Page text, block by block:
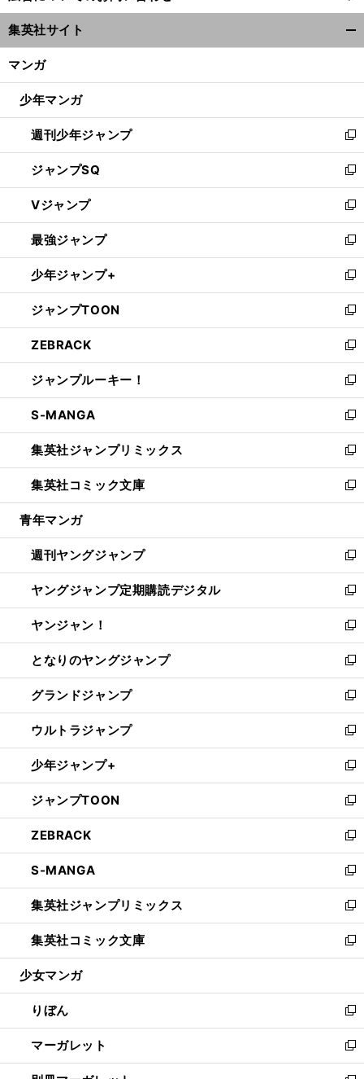
ウ
ィ
ン
ウ
開
く
集英社サイト
マンガ
少年マンガ
週刊少年ジャンプ
新
し
い
ウ
ィ
ン
ド
ウ
で
開
く
ジャンプSQ
新
し
い
ウ
ィ
ン
ド
ウ
で
開
く
Vジャンプ
新
し
い
ウ
ィ
ン
ド
ウ
で
開
く
最強ジャンプ
新
し
い
ウ
ィ
ン
ド
ウ
で
開
く
少年ジャンプ+
新
し
い
ウ
ィ
ン
ド
ウ
で
開
く
ジャンプTOON
新
し
い
ウ
ィ
ン
ド
ウ
で
開
く
ZEBRACK
新
し
い
ウ
ィ
ン
ド
ウ
で
開
ジャンプルーキー！
新
し
い
ウ
ィ
ン
ド
ウ
開
く
S-MANGA
新
し
い
ウ
ィ
ン
ウ
で
開
く
集英社ジャンプリミックス
新
し
い
ウ
ン
ド
ウ
で
開
く
集英社コミック文庫
新
し
ウ
ィ
ン
ド
ウ
で
開
く
青年マンガ
週刊ヤングジャンプ
新
し
い
ウ
ィ
ン
ド
ウ
で
開
く
ヤングジャンプ定期購読デジタル
新
し
い
ウ
ィ
ン
ド
ウ
で
開
く
ヤンジャン！
新
し
い
ウ
ィ
ン
ド
ウ
で
開
く
となりのヤングジャンプ
新
し
い
ウ
ィ
ン
ド
ウ
で
開
く
グランドジャンプ
新
し
い
ウ
ィ
ン
ド
ウ
で
開
く
ウルトラジャンプ
新
し
い
ウ
ィ
ン
ド
ウ
で
開
く
少年ジャンプ+
新
し
い
ウ
ィ
ン
ド
ウ
で
開
く
ジャンプTOON
新
し
い
ウ
ィ
ン
ド
ウ
で
開
ZEBRACK
新
し
い
ウ
ィ
ン
ド
ウ
開
く
S-MANGA
新
し
い
ウ
ィ
ン
ウ
で
開
く
集英社ジャンプリミックス
新
し
い
ウ
ン
ド
ウ
で
開
集英社コミック文庫
新
し
ウ
ィ
ン
ド
ウ
少女マンガ
りぼん
新
し
い
ウ
マーガレット
新
し